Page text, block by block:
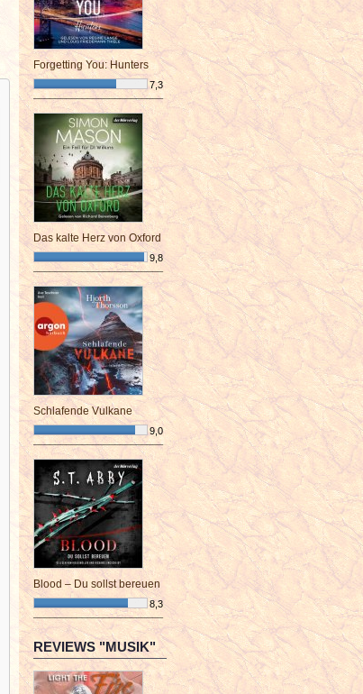
Forgetting You: Hunters
7,3
¯¯¯¯¯¯¯¯¯¯¯¯¯¯¯¯¯¯¯¯¯¯¯¯
Das kalte Herz von Oxford
9,8
¯¯¯¯¯¯¯¯¯¯¯¯¯¯¯¯¯¯¯¯¯¯¯¯
Schlafende Vulkane
9,0
¯¯¯¯¯¯¯¯¯¯¯¯¯¯¯¯¯¯¯¯¯¯¯¯
Blood – Du sollst bereuen
8,3
¯¯¯¯¯¯¯¯¯¯¯¯¯¯¯¯¯¯¯¯¯¯¯¯
REVIEWS "MUSIK"